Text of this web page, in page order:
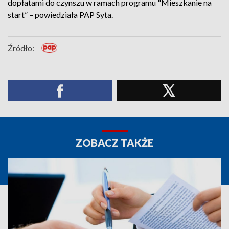
dopłatami do czynszu w ramach programu "Mieszkanie na
start” – powiedziała PAP Syta.
Źródło:
ZOBACZ TAKŻE